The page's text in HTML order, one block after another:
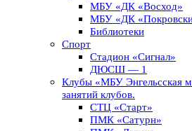
МБУ «ДК «Восход»
МБУ «ДК
Библиотеки
Спорт
Стадион «Сигнал»
ДЮСШ — 1
Клубы «МБУ Энгельсская
занятий клубов.
СТЦ «Старт»
ПМК «Сатурн»